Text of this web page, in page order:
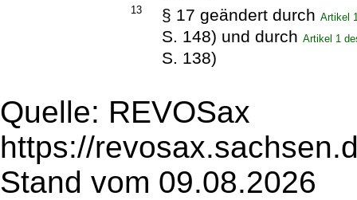
13 § 17 geändert durchArtikel
S. 148) und durchArtikel 1
S. 138)
Quelle: REVOSax
https://
Stand vom 09.08.2026